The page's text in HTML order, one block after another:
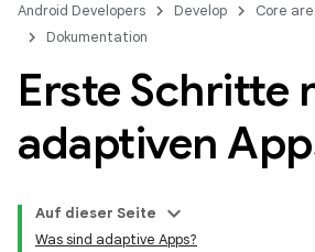
Android Developers Develop Core
Dokumentation
Erste Schritte
adaptiven
Auf dieser Seite
Was sind adaptive Apps?